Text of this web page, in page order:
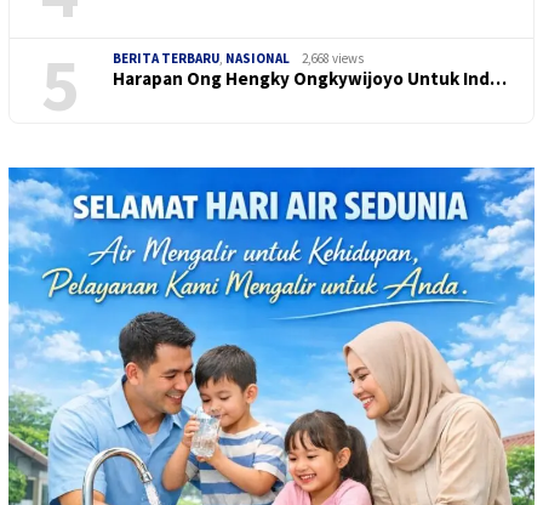
5
BERITA TERBARU, NASIONAL 2,668 views
Harapan Ong Hengky Ongkywijoyo Untuk Ind…